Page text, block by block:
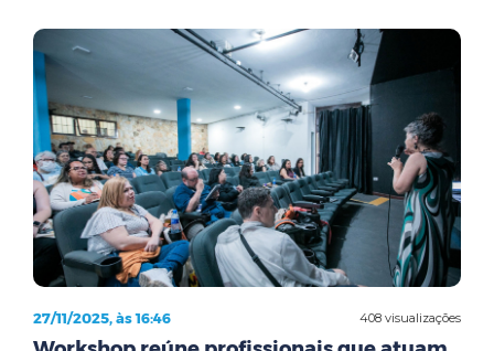
408 visualizações
27/11/2025, às 16:46